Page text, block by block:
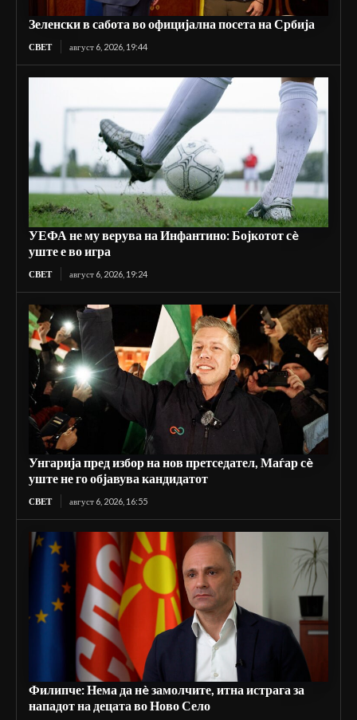
Зеленски в сабота во официјална посета на Србија
СВЕТ август 6, 2026, 19:44
УЕФА не му верува на Инфантино: Бојкотот сè
уште е во игра
СВЕТ август 6, 2026, 19:24
Унгарија пред избор на нов претседател, Маѓар сè
уште не го објавува кандидатот
СВЕТ август 6, 2026, 16:55
Филипче: Нема да нè замолчите, итна истрага за
нападот на децата во Ново Село